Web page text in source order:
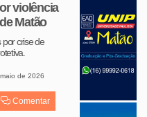
violência
Matão
por crise de
de 2026
Comentar